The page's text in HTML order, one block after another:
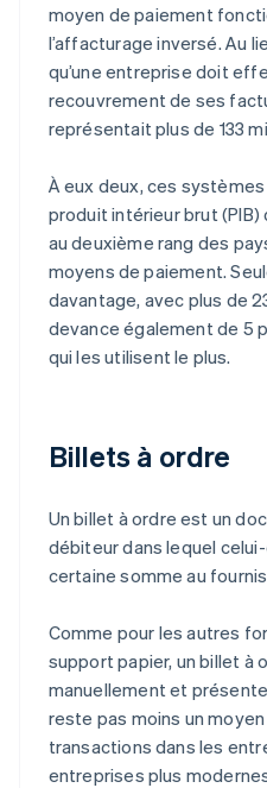
moyen de paiement
l’affacturage inversé. Au
qu’une entreprise doit
recouvrement de ses
représentait plus de 133
À eux deux, ces
produit intérieur brut (PIB)
au deuxième rang des
moyens de paiement.
davantage, avec plus de
devance également de 5
qui les utilisent le plus.
Billets à ordre
Un billet à ordre est un
débiteur dans lequel
certaine somme au
Comme pour les autres
support papier, un billet à
manuellement et
reste pas moins un
transactions dans les
entreprises plus